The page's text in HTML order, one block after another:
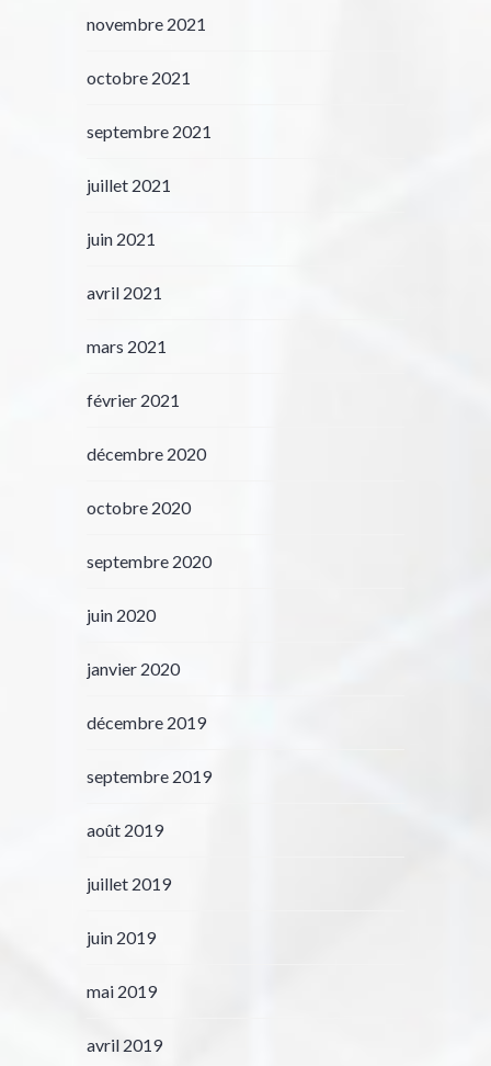
novembre 2021
octobre 2021
septembre 2021
juillet 2021
juin 2021
avril 2021
mars 2021
février 2021
décembre 2020
octobre 2020
septembre 2020
juin 2020
janvier 2020
décembre 2019
septembre 2019
août 2019
juillet 2019
juin 2019
mai 2019
avril 2019